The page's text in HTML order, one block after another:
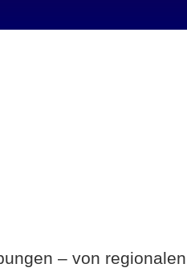
– von